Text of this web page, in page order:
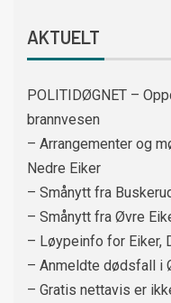
AKTUELT
POLITIDØGNET –
brannvesen
– Arrangementer og
Nedre Eiker
– Smånytt fra
– Smånytt fra Øvre
– Løypeinfo for Eiker,
– Anmeldte dødsfall i
– Gratis nettavis er